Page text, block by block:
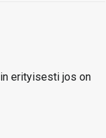
erityisesti jos on